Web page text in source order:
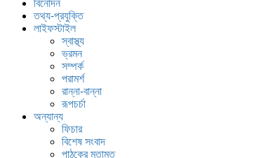
বিনোদন
তথ্য-প্রযুক্তি
লাইফস্টাইল
স্বাস্থ্য
ভ্রমন
সম্পর্ক
পরামর্শ
রান্না-বান্না
রূপচর্চা
অন্যান্য
ফিচার
বিশেষ সংবাদ
পাঠকের মতামত